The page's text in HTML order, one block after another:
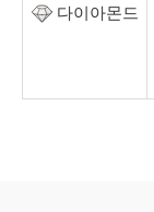
다이아몬드